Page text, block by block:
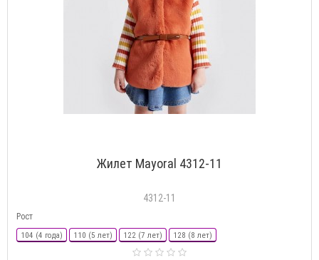
Жилет Mayoral 4312-11
4312-11
Рост
104 (4 года) 110 (5 лет) 122 (7 лет) 128 (8 лет)